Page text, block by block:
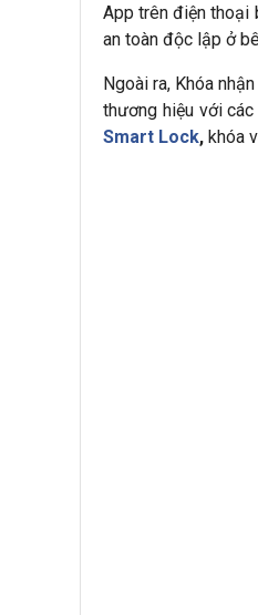
App trên điện thoại
an toàn độc lập ở
Ngoài ra, Khóa
thương hiệu với
Smart Lock, khóa